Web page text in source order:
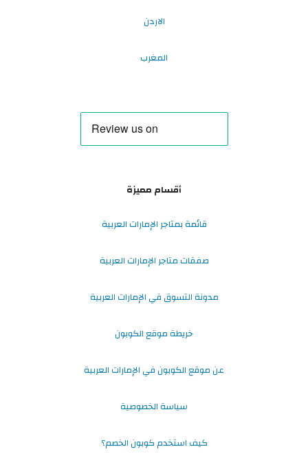
الاردن
المغرب
أقسام مميزة
قائمة بمتاجر الإمارات العربية
صفقات متاجر الإمارات العربية
مدونة التسوق في الإمارات العربية
خريطة موقع الكوبون
عن موقع الكوبون في الإمارات العربية
سياسة الخصوصية
كيف استخدم كوبون الخصم؟